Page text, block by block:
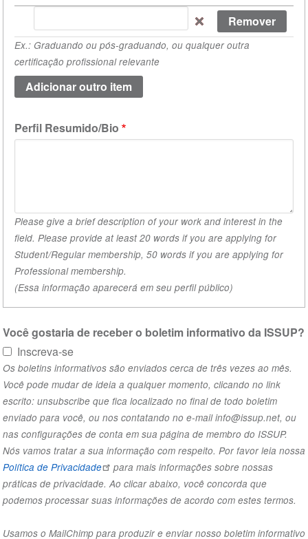
favor,
liste
qualquer
qualificação
acadêmica
1)
Ex.: Graduando ou pós-graduando, ou qualquer outra
certificação profissional relevante
Perfil Resumido/Bio
Please give a brief description of your work and interest in the
field. Please provide at least 20 words if you are applying for
Student/Regular membership, 50 words if you are applying for
Professional membership.
(Essa informação aparecerá em seu perfil público)
Você gostaria de receber o boletim informativo da ISSUP?
Inscreva-se
Os boletins informativos são enviados cerca de três vezes ao mês.
Você pode mudar de ideia a qualquer momento, clicando no link
escrito: unsubscribe que fica localizado no final de todo boletim
enviado para você, ou nos contatando no e-mail info@issup.net, ou
nas configurações de conta em sua página de membro do ISSUP.
Nós vamos tratar a sua informação com respeito. Por favor leia nossa
Política de Privacidade
para mais informações sobre nossas
práticas de privacidade. Ao clicar abaixo, você concorda que
podemos processar suas informações de acordo com estes termos.
Usamos o MailChimp para produzir e enviar nosso boletim informativo